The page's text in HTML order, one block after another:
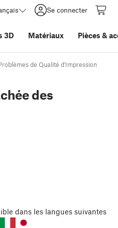
Se connecter
3D Matériaux Pièces &
de Qualité d'Impression
des
dans les langues suivantes